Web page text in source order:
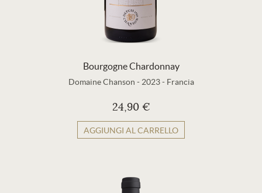
Bourgogne Chardonnay
Domaine Chanson - 2023- Francia
24,90 €
AGGIUNGI AL CARRELLO